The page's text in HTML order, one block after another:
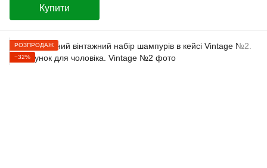
Купити
РОЗПРОДАЖ
−32%